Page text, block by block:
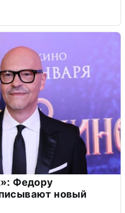
Федору
новый